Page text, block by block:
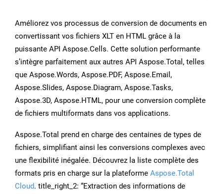
Améliorez vos processus de conversion de documents en
convertissant vos fichiers XLT en HTML grâce à la
puissante API Aspose.Cells. Cette solution performante
s’intègre parfaitement aux autres API Aspose.Total, telles
que Aspose.Words, Aspose.PDF, Aspose.Email,
Aspose.Slides, Aspose.Diagram, Aspose.Tasks,
Aspose.3D, Aspose.HTML, pour une conversion complète
de fichiers multiformats dans vos applications.
Aspose.Total prend en charge des centaines de types de
fichiers, simplifiant ainsi les conversions complexes avec
une flexibilité inégalée. Découvrez la liste complète des
formats pris en charge sur la plateforme Aspose.Total
Cloud. title_right_2: “Extraction des informations de